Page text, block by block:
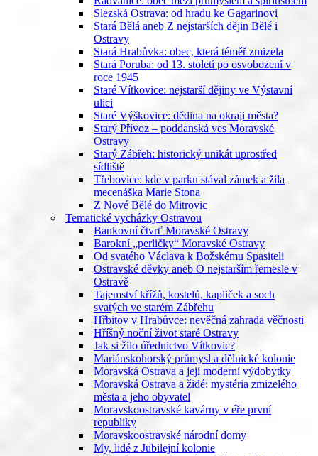
Slezská Ostrava: od hradu ke Gagarinovi
Stará Bělá aneb Z nejstarších dějin Bělé i
Ostravy
Stará Hrabůvka: obec, která téměř zmizela
Stará Poruba: od 13. století po osvobození v
roce 1945
Staré Vítkovice: nejstarší dějiny ve Výstavní
ulici
Staré Výškovice: dědina na okraji města?
Starý Přívoz – poddanská ves Moravské
Ostravy
Starý Zábřeh: historický unikát uprostřed
sídliště
Třebovice: kde v parku stával zámek a žila
mecenáška Marie Stona
Z Nové Bělé do Mitrovic
Tematické vycházky Ostravou
Bankovní čtvrť Moravské Ostravy
Barokní „perličky“ Moravské Ostravy
Od svatého Václava k Božskému Spasiteli
Ostravské děvky aneb O nejstarším řemesle v
Ostravě
Tajemství křížů, kostelů, kapliček a soch
svatých ve starém Zábřehu
Hřbitov v Hrabůvce: nevěčná zahrada věčnosti
Hříšný noční život staré Ostravy
Jak si žilo úřednictvo Vítkovic?
Mariánskohorský průmysl a dělnické kolonie
Moravská Ostrava a její moderní výdobytky
Moravská Ostrava a židé: mystéria zmizelého
města a jeho obyvatel
Moravskoostravské kavárny v éře první
republiky
Moravskoostravské národní domy
My, lidé z Jubilejní kolonie